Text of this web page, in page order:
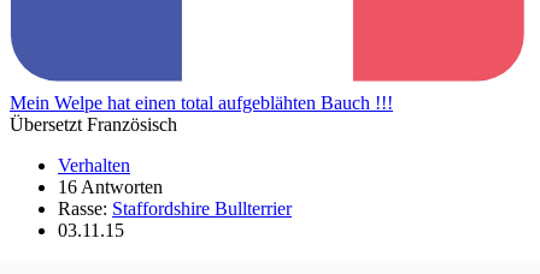
Mein Welpe hat einen total aufgeblähten Bauch !!!
Übersetzt Französisch
Verhalten
16 Antworten
Rasse: Staffordshire Bullterrier
03.11.15